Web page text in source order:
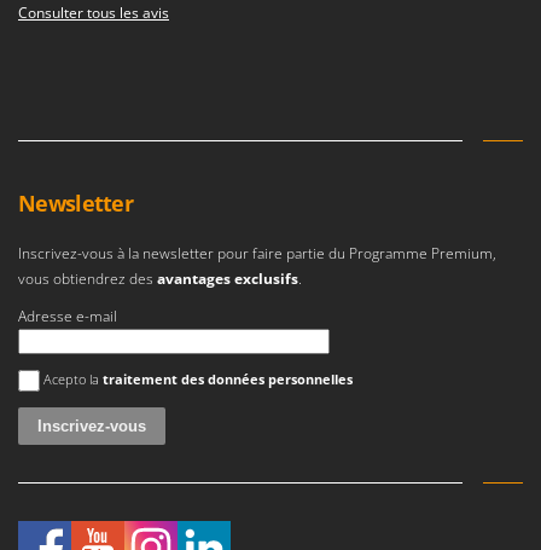
Consulter tous les avis
Newsletter
Inscrivez-vous à la newsletter pour faire partie du Programme Premium,
vous obtiendrez des avantages exclusifs.
Adresse e-mail
Une erreur est survenue
Acepto la traitement des données personnelles